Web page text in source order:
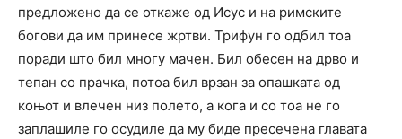
предложено да се откаже од Исус и на римските
богови да им принесе жртви. Трифун го одбил тоа
поради што бил многу мачен. Бил обесен на дрво и
тепан со прачка, потоа бил врзан за опашката од
коњот и влечен низ полето, а кога и со тоа не го
заплашиле го осудиле да му биде пресечена главата